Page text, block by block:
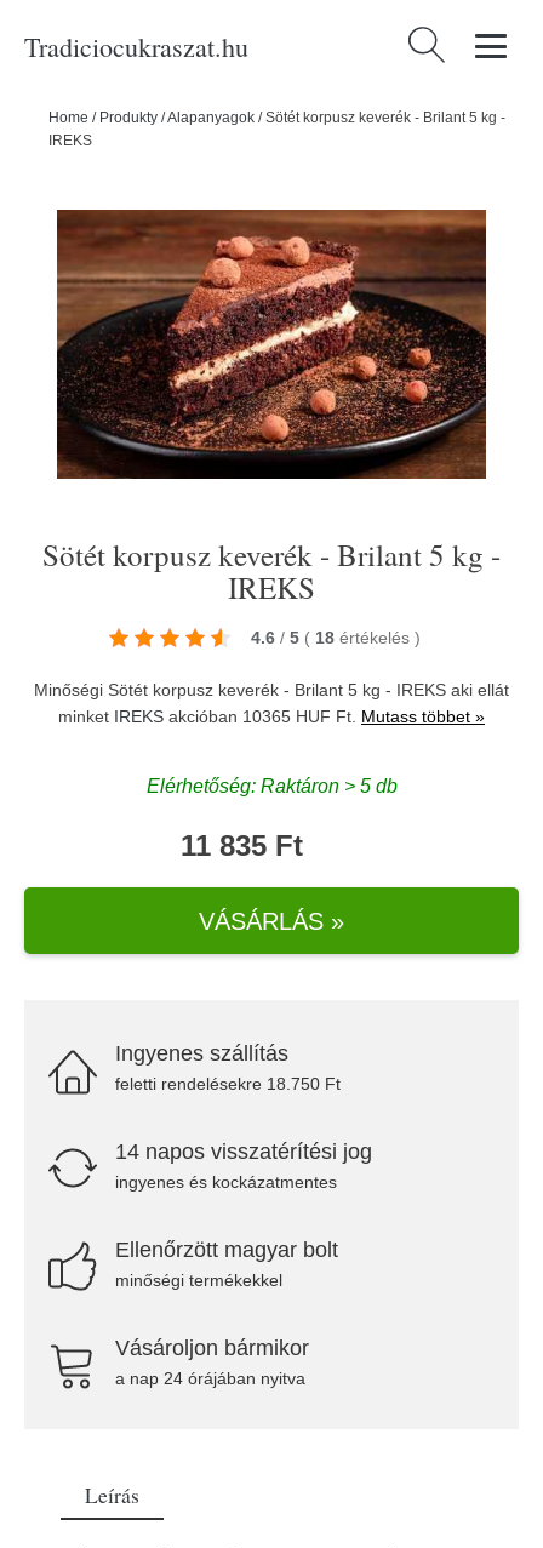
Tradiciocukraszat.hu Keresés:
Home / Produkty /Alapanyagok /Sötét korpusz keverék - Brilant 5 kg -
IREKS
Sötét korpusz keverék - Brilant 5 kg -
IREKS
4.6 / 5 ( 18 értékelés )
Minőségi Sötét korpusz keverék - Brilant 5 kg - IREKS aki ellát
minket IREKS akcióban 10365 HUF Ft. Mutass többet »
Elérhetőség: Raktáron > 5 db
11 835 Ft
VÁSÁRLÁS »
Ingyenes szállítás
feletti rendelésekre 18.750 Ft
14 napos visszatérítési jog
ingyenes és kockázatmentes
Ellenőrzött magyar bolt
minőségi termékekkel
Vásároljon bármikor
a nap 24 órájában nyitva
Leírás